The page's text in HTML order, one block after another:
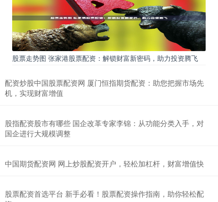
股票走势图 张家港股票配资：解锁财富新密码，助力投资腾飞
配资炒股中国股票配资网 厦门恒指期货配资：助您把握市场先
机，实现财富增值
股指配资股市有哪些 国企改革专家李锦：从功能分类入手，对
国企进行大规模调整
中国期货配资网 网上炒股配资开户，轻松加杠杆，财富增值快
股票配资首选平台 新手必看！股票配资操作指南，助你轻松配